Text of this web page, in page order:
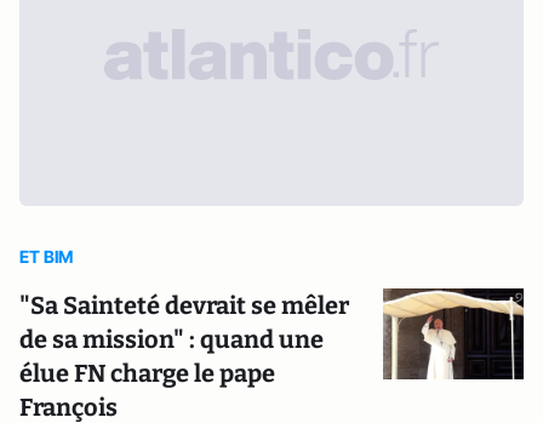
ET BIM
"Sa Sainteté devrait se mêler
de sa mission" : quand une
élue FN charge le pape
François